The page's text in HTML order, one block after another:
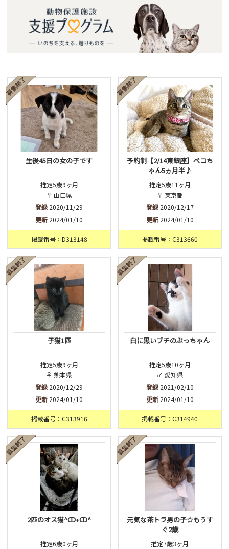
生後45日の女の子です
推定5歳9ヶ月
♀ 山口県
登録 2020/11/29
更新 2024/01/10
掲載番号：D313148
予約制【2/14東銀座】ペコち
ゃん5ヵ月半♪
推定5歳11ヶ月
♀ 東京都
登録2020/12/17
更新2024/01/10
掲載番号：C313660
子猫1匹
推定5歳9ヶ月
♀ 熊本県
登録 2020/12/29
更新 2024/01/10
掲載番号：C313916
白に黒いブチのぶっちゃん
推定5歳10ヶ月
♂ 愛知県
登録2021/02/10
更新2024/01/10
掲載番号：C314940
2匹のオス猫^ↀᴥↀ^
推定6歳0ヶ月
元気な茶トラ男の子☆もうす
ぐ2歳
推定7歳3ヶ月